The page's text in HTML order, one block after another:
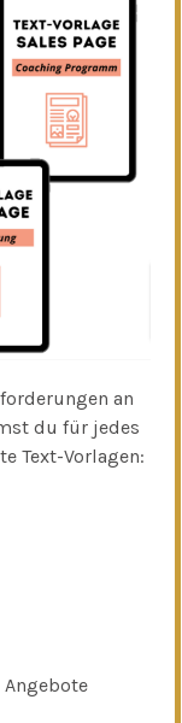
an
du für jedes
Text-Vorlagen: